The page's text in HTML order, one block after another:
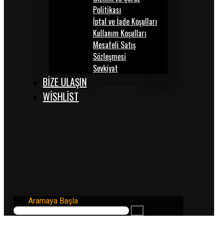
Politikası
İptal ve İade Koşulları
Kullanım Koşulları
Mesafeli Satış
Sözleşmesi
Sevkiyat
BİZE ULAŞIN
WISHLIST
Aramaya Başla